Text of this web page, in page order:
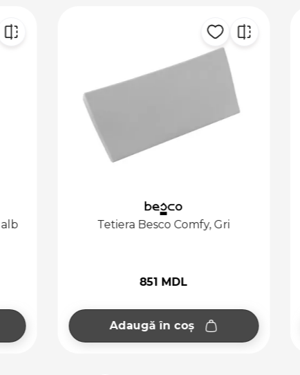
Tetiera Besco Comfy, Gri
851 MDL
Adaugă în coș